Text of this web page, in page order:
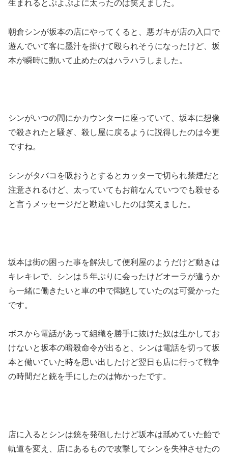
生まれるとぷよぷよに太ったのは笑えました。
朝倉シンが坂本の店にやってくると、悪ガキが店の入口で
遊んでいて客に墨汁を掛けて殴られそうになったけど、坂
本が瞬時に動いて止めたのはハラハラしました。
シンがいつの間にかカウンターに座っていて、坂本に想像
で殺されたと騒ぎ、殺し屋に戻るように説得したのは今更
ですね。
シンがタバコを吸おうとするとカッターで切られ禁煙だと
注意されるけど、太っていてもお前なんていつでも殺せる
と言うメッセージだと勘違いしたのは笑えました。
坂本は街の困った事を解決して便利屋のようだけど動きは
キレキレで、シンは５年ぶりに会ったけどオーラが違うか
ら一緒に働きたいと車の中で悶絶していたのは可愛かった
です。
ボスから電話があって組織を勝手に抜けた奴は生かしてお
けないと坂本の暗殺命令が出ると、シンは電話を切って坂
本と働いていた時を思い出したけど翌日も店に行って戦争
の時間だと銃を手にしたのは怖かったです。
店に入るとシンは銃を発砲したけど坂本は舐めていた飴で
軌道を変え、店にあるもので攻撃してシンを失神させたの